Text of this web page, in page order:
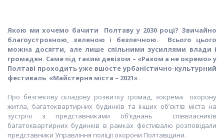
Якою ми хочемо бачити Полтаву у 2030 році? Звичайно
благоустроєною, зеленою і безпечною. Всього цього
можна досягти, але лише спільними зусиллями влади і
громадян. Саме під таким девізом – «Разом а не окремо» у
Полтаві проходить уже вшосте урбаністично-культурний
фестиваль «Майстерня міста – 2021».
Про безпекову складову розвитку громад, зокрема охорону
житла, багатоквартирних будинків та інших об’єктів міста на
зустрічі з представниками об’єднань співвласників
багатоквартирних будинків в рамках фестивалю розповідали
представники Управління поліції охорони Полтавщини.